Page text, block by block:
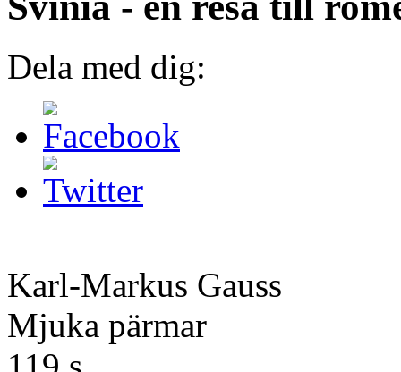
Dela med dig:
Karl-Markus Gauss
Mjuka pärmar